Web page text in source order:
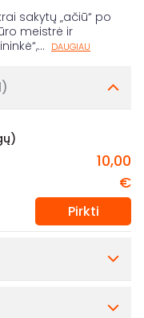
sakytų „ačiū“ po
meistrė ir
... DAUGIAU
10,00
€
Pirkti